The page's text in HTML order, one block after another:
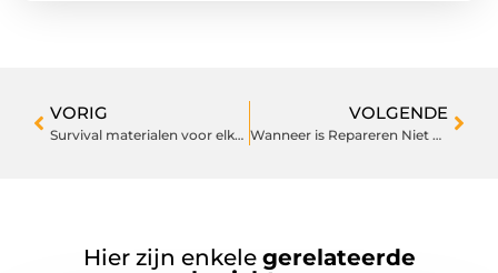
VORIG
Survival materialen voor elke sporter
VOLGENDE
Wanneer is Repareren Niet Genoeg en Moet je je Dak Vervangen?
Hier zijn enkele gerelateerde